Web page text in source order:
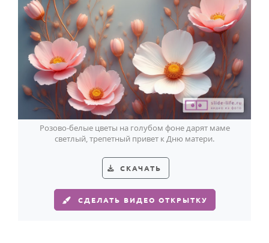
Розово-белые цветы на голубом фоне дарят маме
светлый, трепетный привет к Дню матери.
СКАЧАТЬ
СДЕЛАТЬ ВИДЕО ОТКРЫТКУ